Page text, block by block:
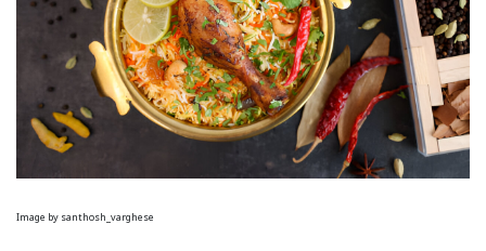
Image by santhosh_varghese